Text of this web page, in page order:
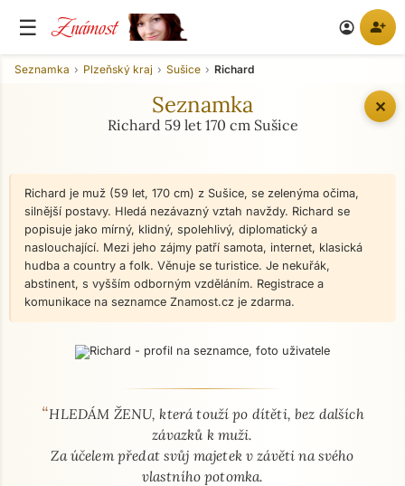
☰ Známost account_circle person_add
✕
Seznamka Plzeňský kraj Sušice Richard
Seznamka
Richard 59 let 170 cm Sušice
Richard je muž (59 let, 170 cm) z Sušice, se zelenýma očima,
silnější postavy. Hledá nezávazný vztah navždy. Richard se
popisuje jako mírný, klidný, spolehlivý, diplomatický a
naslouchající. Mezi jeho zájmy patří samota, internet, klasická
hudba a country a folk. Věnuje se turistice. Je nekuřák,
abstinent, s vyšším odborným vzděláním. Registrace a
komunikace na seznamce Znamost.cz je zdarma.
O mně - seznamka profil
“HLEDÁM ŽENU, která touží po dítěti, bez dalších
závazků k muži.
Za účelem předat svůj majetek v závěti na svého
vlastního potomka.